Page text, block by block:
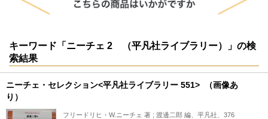
キーワード「ニーチェ 2 （平凡社ライブラリー）」の検
索結果
ニーチェ・セレクション<平凡社ライブラリー 551> （画像あ
り）
フリードリヒ・W.ニーチェ 著 ; 渡邊二郎 編、平凡社、376